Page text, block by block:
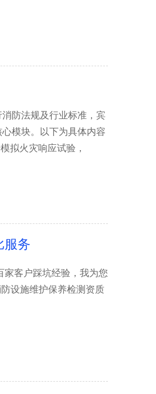
防法规及行业标准，宾
模块。以下为具体内容
拟火灾响应试验，
服务
家客户踩坑经验，我为您
设施维护保养检测资质